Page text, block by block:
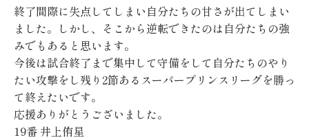
終了間際に失点してしまい自分たちの甘さが出てしまい
ました。しかし、そこから逆転できたのは自分たちの強
みでもあると思います。
今後は試合終了まで集中して守備をして自分たちのやり
たい攻撃をし残り2節あるスーパープリンスリーグを勝っ
て終えたいです。
応援ありがとうございました。
19番 井上侑星